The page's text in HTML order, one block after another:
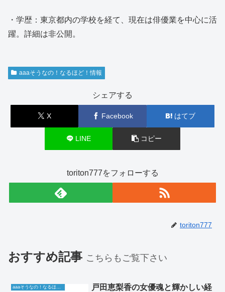
・学歴：東京都内の学校を経て、現在は俳優業を中心に活
躍。詳細は非公開。
aaaそうなの！なるほど！情報
シェアする
X Facebook はてブ
LINE コピー
toriton777をフォローする
toriton777
おすすめ記事 こちらもご覧下さい
戸田恵梨香の女優魂と輝かしい経